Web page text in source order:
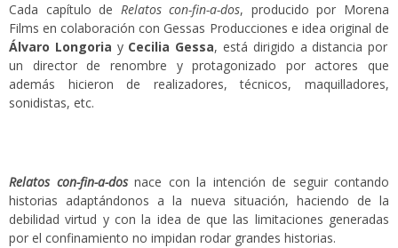
Cada capítulo de Relatos con-fin-a-dos, producido por Morena
Films en colaboración con Gessas Producciones e idea original de
Álvaro Longoria y Cecilia Gessa, está dirigido a distancia por
un director de renombre y protagonizado por actores que
además hicieron de realizadores, técnicos, maquilladores,
sonidistas, etc.
Relatos con-fin-a-dosnace con la intención de seguir contando
historias adaptándonos a la nueva situación, haciendo de la
debilidad virtud y con la idea de que las limitaciones generadas
por el confinamiento no impidan rodar grandes historias.